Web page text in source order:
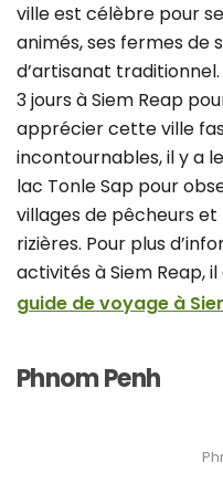
ville est célèbre pour
animés, ses fermes de
d’artisanat
3 jours à Siem Reap
apprécier cette ville
incontournables, il y a
lac Tonle Sap pour
villages de pêcheurs
rizières. Pour plus
activités à Siem Reap,
guide de voyage à
Phnom Penh